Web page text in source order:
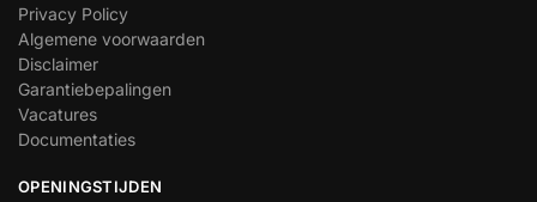
Privacy Policy
Algemene voorwaarden
Disclaimer
Garantiebepalingen
Vacatures
Documentaties
OPENINGSTIJDEN